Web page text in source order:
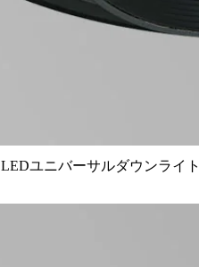
LEDユニバーサルダウンライ